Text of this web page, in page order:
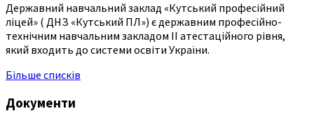
Державний навчальний заклад «Кутський професійний
ліцей» ( ДНЗ «Кутський ПЛ») є державним професійно-
технічним навчальним закладом ІІ атестаційного рівня,
який входить до системи освіти України.
Більше списків
Документи